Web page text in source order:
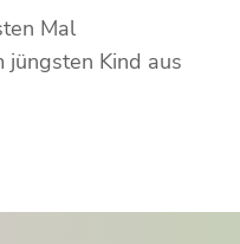
Mal
jüngsten Kind aus